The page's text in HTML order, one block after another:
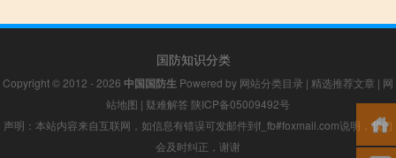
国防知识分类
Copyright © 2012 - 2026 中国国防生 Powered by 网站分类目录 | 精选推荐文章 | 网
站地图 | 疑难解答 陕ICP备05009492号
声明：本站内容来自互联网，如信息有错误可发邮件到f_fb#foxmail.com说明，我们
会及时纠正，谢谢